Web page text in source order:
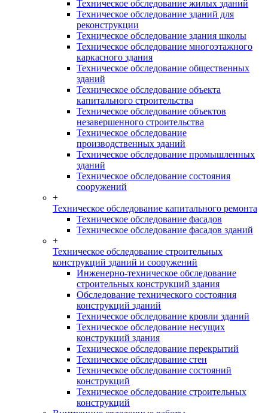
Техническое обследование жилых зданий
Техническое обследование зданий для
реконструкции
Техническое обследование здания школы
Техническое обследование многоэтажного
каркасного здания
Техническое обследование общественных
зданий
Техническое обследование объекта
капитального строительства
Техническое обследование объектов
незавершенного строительства
Техническое обследование
производственных зданий
Техническое обследование промышленных
зданий
Техническое обследование состояния
сооружений
+
Техническое обследование капитального ремонта
Техническое обследование фасадов
Техническое обследование фасадов зданий
+
Техническое обследование строительных
конструкций зданий и сооружений
Инженерно-техническое обследование
строительных конструкций здания
Обследование технического состояния
конструкций зданий
Техническое обследование кровли зданий
Техническое обследование несущих
конструкций здания
Техническое обследование перекрытий
Техническое обследование стен
Техническое обследование состояний
конструкций
Техническое обследование строительных
конструкций